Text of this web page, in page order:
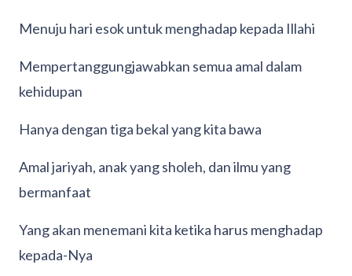
Menuju hari esok untuk menghadap kepada Illahi
Mempertanggungjawabkan semua amal dalam
kehidupan
Hanya dengan tiga bekal yang kita bawa
Amal jariyah, anak yang sholeh, dan ilmu yang
bermanfaat
Yang akan menemani kita ketika harus menghadap
kepada-Nya